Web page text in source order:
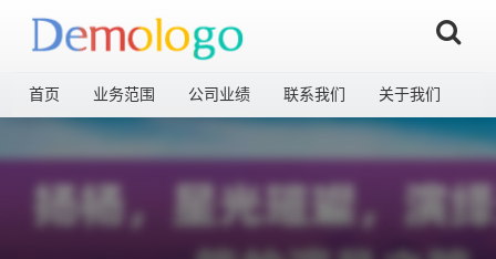
首页 业务范围 公司业绩 联系我们 关于我们